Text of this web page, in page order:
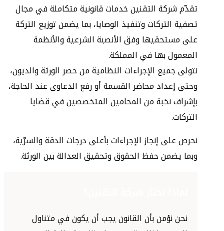
تقدّم شركة التقنين خدمات قانونية متكاملة في مجال
تصفية التركات وتنفيذ الوصايا، بما يضمن توزيع التركة
على مستحقيها وفق الأنصبة الشرعية والأنظمة
المعمول بها في المملكة.
نتولى جميع الإجراءات النظامية من حصر الورثة والديون،
وحتى إعداد محاضر القسمة أو رفع الدعاوى عند الحاجة،
بإشراف نخبة من المحامين المتخصصين في قضايا
نحرص على إنجاز الإجراءات بأعلى درجات الدقة والسرّية،
وبما يضمن حفظ الحقوق وتحقيق العدالة بين الورثة.
نحن نؤمن بأن القانون يجب أن يكون في متناول